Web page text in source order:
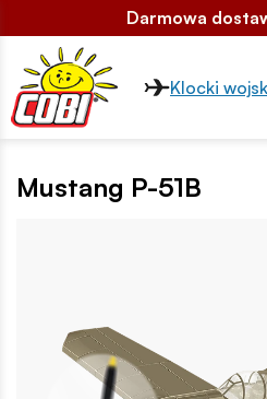
Darmowa
Klocki
Mustang P-51B